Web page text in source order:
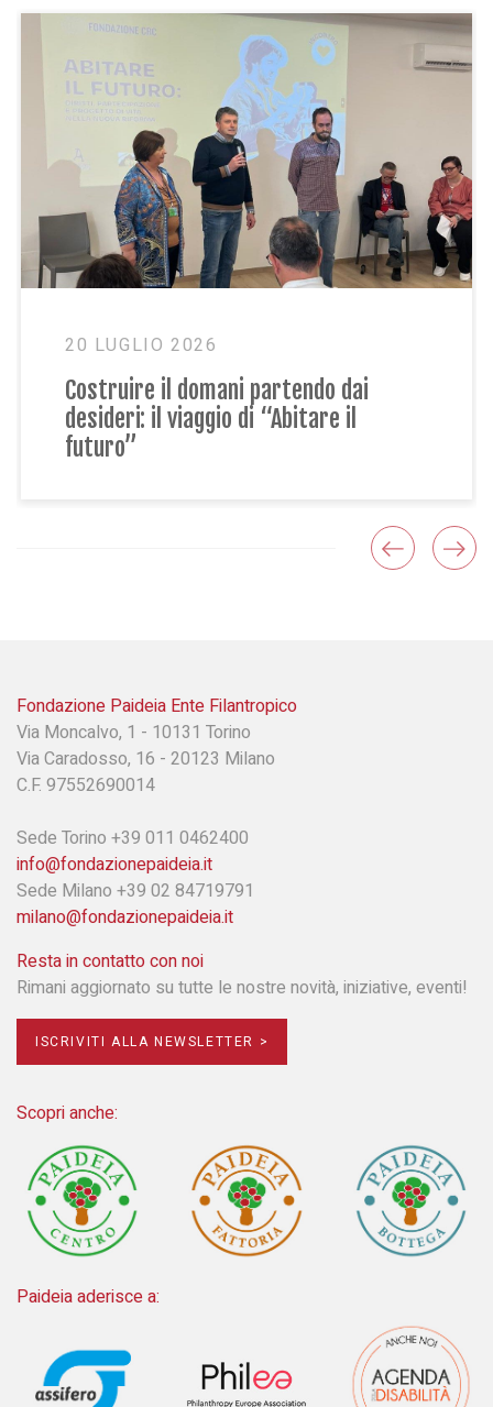
23 GIUGNO 2026
Condivisione, gioco e futuro: il primo
Siblings Day al Centro Paideia
Fondazione Paideia Ente Filantropico
Via Moncalvo, 1 - 10131 Torino
Via Caradosso, 16 - 20123 Milano
C.F. 97552690014
Sede Torino +39 011 0462400
info@fondazionepaideia.it
Sede Milano +39 02 84719791
milano@fondazionepaideia.it
Resta in contatto con noi
Rimani aggiornato su tutte le nostre novità, iniziative, eventi!
ISCRIVITI ALLA NEWSLETTER >
Scopri anche:
Paideia aderisce a: